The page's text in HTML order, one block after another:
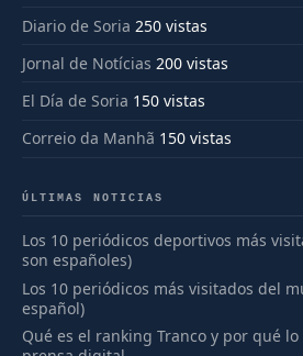
Diario de Soria 250 vistas
Jornal de Notícias 200 vistas
El Día de Soria 150 vistas
Correio da Manhã 150 vistas
ÚLTIMAS NOTICIAS
Los 10 periódicos deportivos más
son españoles)
Los 10 periódicos más visitados del
español)
Qué es el ranking Tranco y por qué